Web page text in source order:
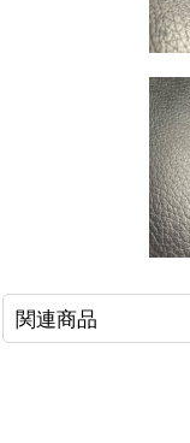
関連商品